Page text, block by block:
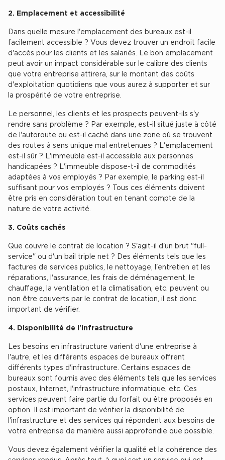
Plateaux opérés à Lyon
Plateaux opérés à Neuilly-sur-Seine
Plateaux opérés à Saint-Ouen
Plateaux opérés à Boulogne-Billancourt
Collections Flex / Coworking
Bureaux privés avec terrasse
Guide & Conseils
Livrets blancs & Études
Cas Clients
2. Emplacement et accessibilité
Dans quelle mesure l'emplacement des bureaux est-il
facilement accessible ? Vous devez trouver un endroit facile
d'accès pour les clients et les salariés. Le bon emplacement
peut avoir un impact considérable sur le calibre des clients
que votre entreprise attirera, sur le montant des coûts
d'exploitation quotidiens que vous aurez à supporter et sur
la prospérité de votre entreprise.
Le personnel, les clients et les prospects peuvent-ils s'y
rendre sans problème ? Par exemple, est-il situé juste à côté
de l'autoroute ou est-il caché dans une zone où se trouvent
des routes à sens unique mal entretenues ? L'emplacement
est-il sûr ? L'immeuble est-il accessible aux personnes
handicapées ? L'immeuble dispose-t-il de commodités
adaptées à vos employés ? Par exemple, le parking est-il
suffisant pour vos employés ? Tous ces éléments doivent
être pris en considération tout en tenant compte de la
nature de votre activité.
3. Coûts cachés
Que couvre le contrat de location ? S'agit-il d'un brut "full-
service" ou d'un bail triple net ? Des éléments tels que les
factures de services publics, le nettoyage, l'entretien et les
réparations, l'assurance, les frais de déménagement, le
chauffage, la ventilation et la climatisation, etc. peuvent ou
non être couverts par le contrat de location, il est donc
important de vérifier.
4. Disponibilité de l'infrastructure
Les besoins en infrastructure varient d'une entreprise à
l'autre, et les différents espaces de bureaux offrent
différents types d'infrastructure. Certains espaces de
bureaux sont fournis avec des éléments tels que les services
postaux, Internet, l'infrastructure informatique, etc. Ces
services peuvent faire partie du forfait ou être proposés en
option. Il est important de vérifier la disponibilité de
l'infrastructure et des services qui répondent aux besoins de
votre entreprise de manière aussi approfondie que possible.
Vous devez également vérifier la qualité et la cohérence des